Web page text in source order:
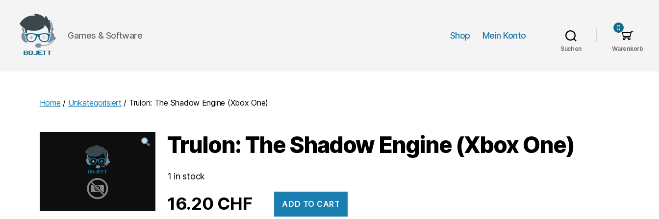
Games & Software Shop Mein Konto
Suchen Warenkorb
0
Home / Unkategorisiert / Trulon: The Shadow Engine (Xbox One)
Trulon: The Shadow Engine (Xbox One)
1 in stock
16.20 CHF ADD TO CART